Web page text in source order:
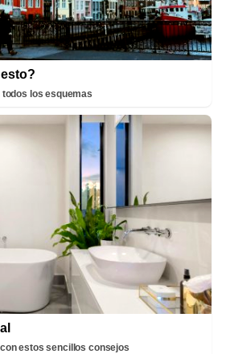
los esquemas
estos sencillos consejos